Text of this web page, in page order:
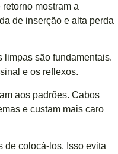
mostram a
de inserção e alta perda
limpas são fundamentais.
e os reflexos.
aos padrões. Cabos
e custam mais caro
de colocá-los. Isso evita